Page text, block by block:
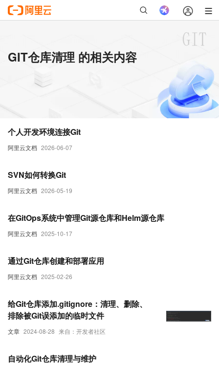
GIT仓库清理 的相关内容
阿里云文档 2026-06-07
个人开发环境连接Git
阿里云文档 2026-05-19
SVN如何转换Git
阿里云文档 2025-10-17
在GitOps系统中管理Git源仓库和Helm源仓库
阿里云文档 2025-02-26
通过Git仓库创建和部署应用
文章 2024-08-28 来自：开发者社区
给Git仓库添加.gitignore：清理、删除、
排除被Git误添加的临时文件
自动化Git仓库清理与维护